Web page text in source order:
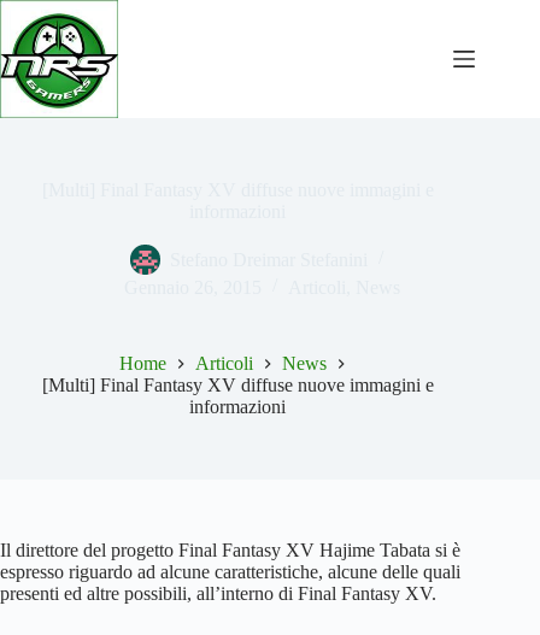
Salta
contenuto
Home Articoli
News
[Multi] Final Fantasy XV diffuse nuove immagini e
informazioni
Il direttore del progetto Final Fantasy XV Hajime Tabata si è
espresso riguardo ad alcune caratteristiche, alcune delle quali
presenti ed altre possibili, all’interno di Final Fantasy XV.